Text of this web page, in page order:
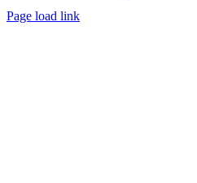
Page load link